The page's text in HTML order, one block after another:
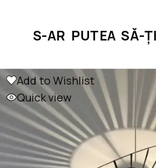
S-AR PUTEA SĂ-
Add to Wishlist
Quick view